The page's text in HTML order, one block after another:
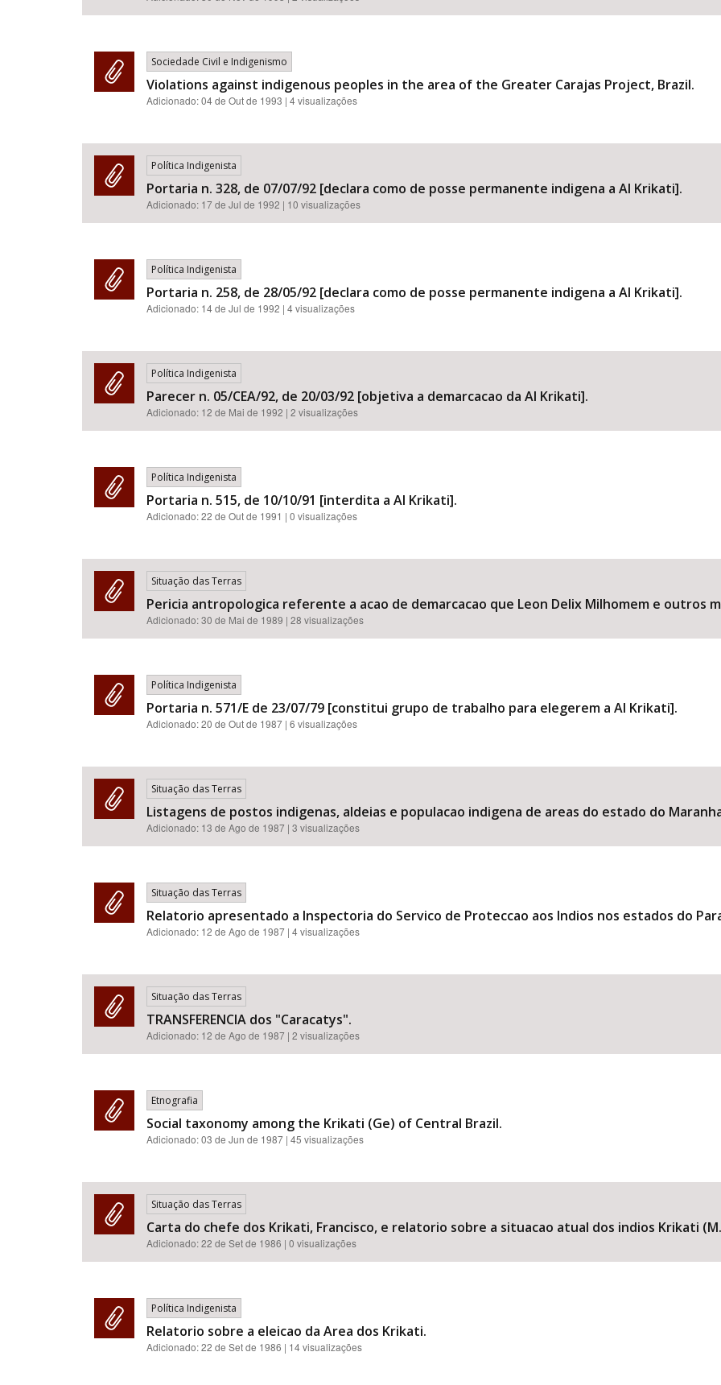
Sociedade Civil e Indigenismo
Violations against indigenous peoples in the area of the Greater Carajas Project, Brazil.
Adicionado:04 de Out de 1993 | 4 visualizações
Política Indigenista
Portaria n. 328, de 07/07/92 [declara como de posse permanente indigena a AI Krikati].
Adicionado: 17 de Jul de 1992 | 10 visualizações
Política Indigenista
Portaria n. 258, de 28/05/92 [declara como de posse permanente indigena a AI Krikati].
Adicionado: 14 de Jul de 1992 | 4 visualizações
Política Indigenista
Parecer n. 05/CEA/92, de 20/03/92 [objetiva a demarcacao da AI Krikati].
Adicionado: 12 de Mai de 1992 | 2 visualizações
Política Indigenista
Portaria n. 515, de 10/10/91 [interdita a AI Krikati].
Adicionado:22 de Out de 1991 | 0 visualizações
Situação das Terras
Pericia antropologica referente a acao de demarcacao que Leon Delix Milhomem e outros
Adicionado:30 de Mai de 1989 | 28 visualizações
Política Indigenista
Portaria n. 571/E de 23/07/79 [constitui grupo de trabalho para elegerem a AI Krikati].
Adicionado:20 de Out de 1987 | 6 visualizações
Situação das Terras
Listagens de postos indigenas, aldeias e populacao indigena de areas do estado do
Adicionado: 13 de Ago de 1987 | 3 visualizações
Situação das Terras
Relatorio apresentado a Inspectoria do Servico de Proteccao aos Indios nos estados do
Adicionado: 12 de Ago de 1987 | 4 visualizações
Situação das Terras
TRANSFERENCIA dos "Caracatys".
Adicionado: 12 de Ago de 1987 | 2 visualizações
Etnografia
Social taxonomy among the Krikati (Ge) of Central Brazil.
Adicionado:03 de Jun de 1987 | 45 visualizações
Situação das Terras
Carta do chefe dos Krikati, Francisco, e relatorio sobre a situacao atual dos indios Krikati
Adicionado:22 de Set de 1986 | 0 visualizações
Política Indigenista
Relatorio sobre a eleicao da Area dos Krikati.
Adicionado:22 de Set de 1986 | 14 visualizações